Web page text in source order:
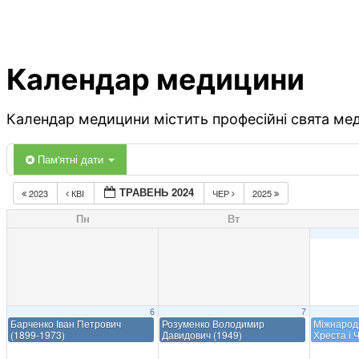
Календар медицини
Календар медицини містить професійні свята
Пам'ятні дати
2023 КВІ ТРАВЕНЬ 2024 ЧЕР 2025
Пн Вт
6
Барченко Іван Петрович
(1899-1973)
7
Розуменко Володимир
Давидович (1949)
Хреста і